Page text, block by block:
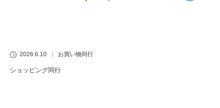
2026.6.10 お買い物同行
ショッピング同行